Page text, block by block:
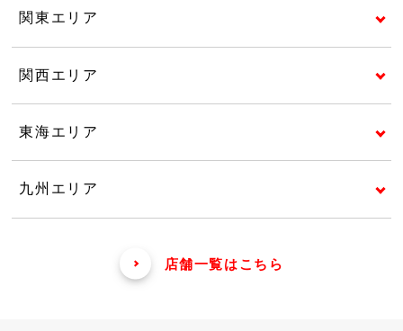
関東エリア
関西エリア
東海エリア
九州エリア
店舗一覧はこちら